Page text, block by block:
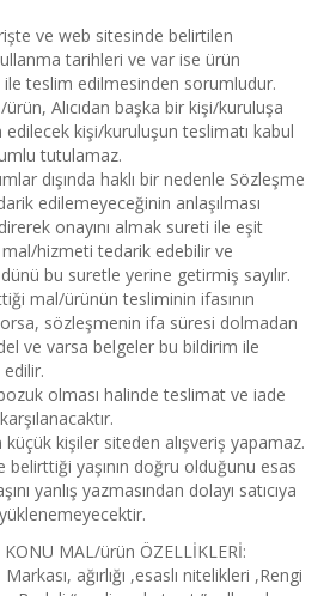
ve web sitesinde belirtilen
tarihleri ve var ise ürün
ile teslim edilmesinden sorumludur.
Alıcıdan başka bir kişi/kuruluşa
kişi/kuruluşun teslimatı kabul
tutulamaz.
dışında haklı bir nedenle Sözleşme
edilemeyeceğinin anlaşılması
onayını almak sureti ile eşit
hizmeti tedarik edebilir ve
bu suretle yerine getirmiş sayılır.
mal/ürünün tesliminin ifasının
sözleşmenin ifa süresi dolmadan
ve varsa belgeler bu bildirim ile
olması halinde teslimat ve iade
küçük kişiler siteden alışveriş yapamaz.
belirttiği yaşının doğru olduğunu esas
yanlış yazmasından dolayı satıcıya
MAL/ürün ÖZELLİKLERİ:
ağırlığı ,esaslı nitelikleri ,Rengi